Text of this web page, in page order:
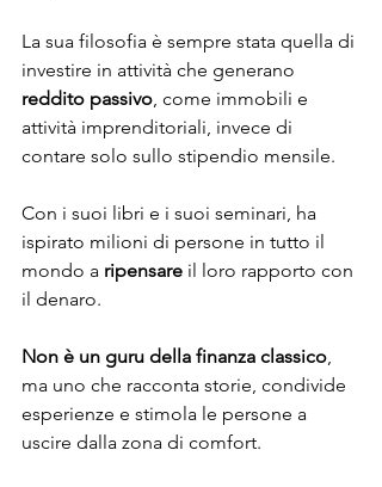
La sua filosofia è sempre stata quella di
investire in attività che generano
reddito passivo, come immobili e
attività imprenditoriali, invece di
contare solo sullo stipendio mensile.
Con i suoi libri e i suoi seminari, ha
ispirato milioni di persone in tutto il
mondo a ripensare il loro rapporto con
il denaro.
Non è un guru della finanza classico,
ma uno che racconta storie, condivide
esperienze e stimola le persone a
uscire dalla zona di comfort.